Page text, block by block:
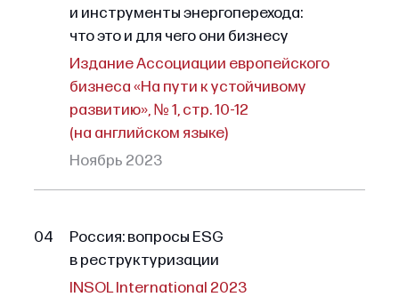
и инструменты энергоперехода:
что это и для чего они бизнесу
Издание Ассоциации европейского
бизнеса «На пути к устойчивому
развитию», № 1, стр. 10-12
(на английском языке)
Ноябрь 2023
04
Россия: вопросы ESG
в реструктуризации
INSOL International 2023